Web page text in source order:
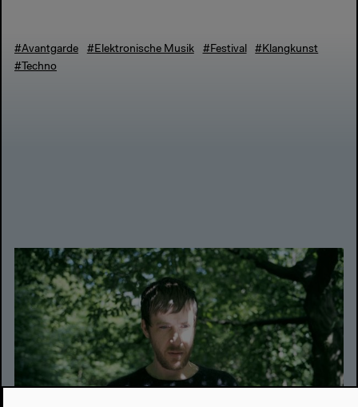
#Avantgarde #Elektronische Musik #Festival
#Klangkunst
#Techno